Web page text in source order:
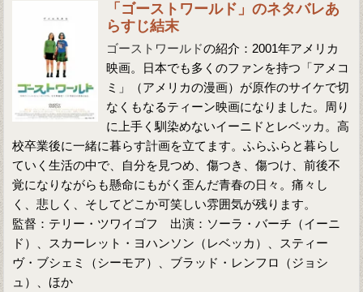
「ゴーストワールド」のネタバレあ
らすじ結末
ゴーストワールドの紹介：2001年アメリカ
映画。日本でも多くのファンを持つ「アメコ
ミ」（アメリカの漫画）が原作のサイケで切
なくもなるティーン映画になりました。周り
に上手く馴染めないイーニドとレベッカ。高
校卒業後に一緒に暮らす計画を立てます。ふらふらと暮らし
ていく生活の中で、自分を見つめ、傷つき、傷つけ、前後不
覚になりながらも懸命にもがく歪んだ青春の日々。痛々し
く、悲しく、そしてどこか可笑しい雰囲気が残ります。
監督：テリー・ツワイゴフ 出演：ソーラ・バーチ（イーニ
ド）、スカーレット・ヨハンソン（レベッカ）、スティー
ヴ・ブシェミ（シーモア）、ブラッド・レンフロ（ジョシ
ュ）、ほか